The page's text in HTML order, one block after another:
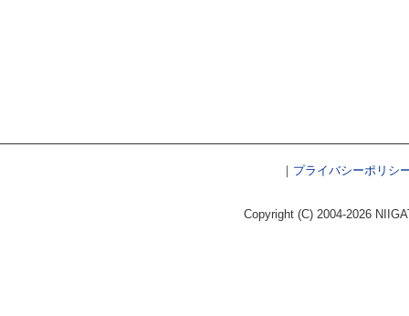
｜ プライバシーポリシ
Copyright (C) 2004-2026